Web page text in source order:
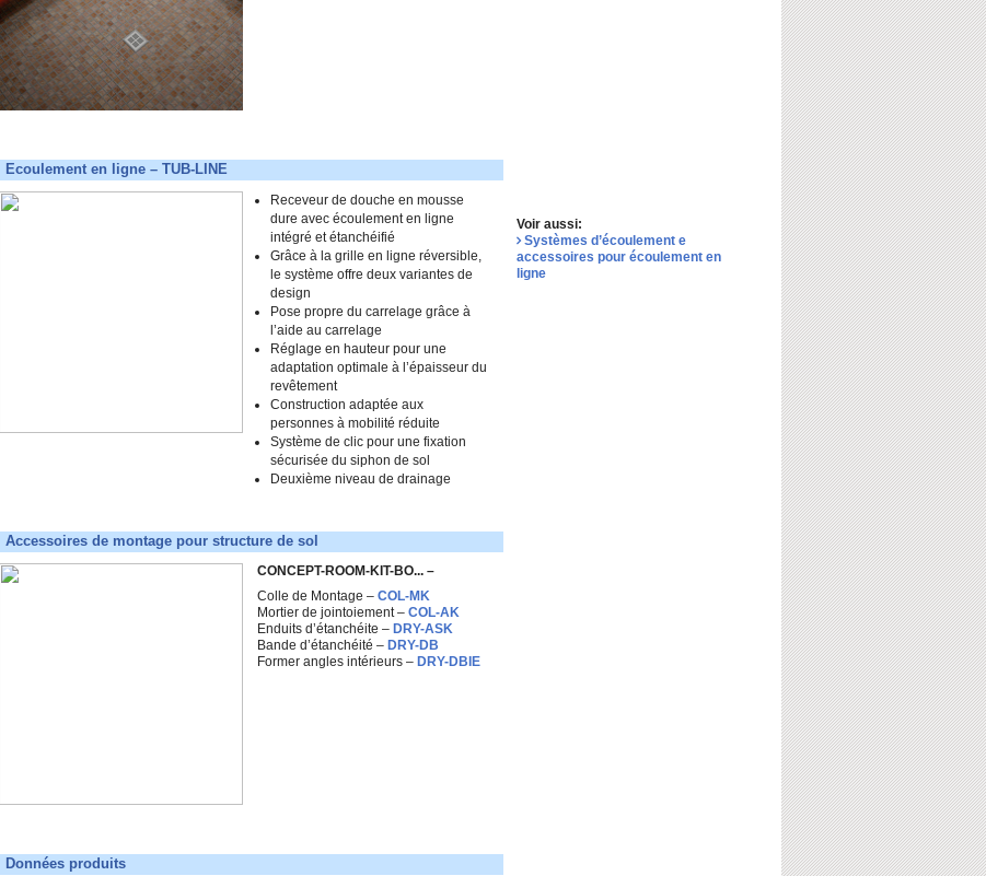
Ecoulement en ligne – TUB-LINE
Receveur de douche en mousse
dure avec écoulement en ligne
intégré et étanchéifié
Grâce à la grille en ligne réversible,
le système offre deux variantes de
design
Pose propre du carrelage grâce à
l’aide au carrelage
Réglage en hauteur pour une
adaptation optimale à l’épaisseur du
revêtement
Construction adaptée aux
personnes à mobilité réduite
Système de clic pour une fixation
sécurisée du siphon de sol
Deuxième niveau de drainage
Voir aussi:
Systèmes d’écoulement e
accessoires pour écoulement en
ligne
Accessoires de montage pour structure de sol
CONCEPT-ROOM-KIT-BO... –
Colle de Montage – COL-MK
Mortier de jointoiement – COL-AK
Enduits d’étanchéite – DRY-ASK
Bande d’étanchéité – DRY-DB
Former angles intérieurs – DRY-DBIE
Données produits